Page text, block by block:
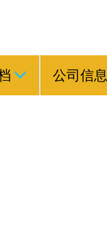
公司信息